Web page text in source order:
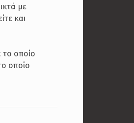
με
και
το οποίο
οποίο